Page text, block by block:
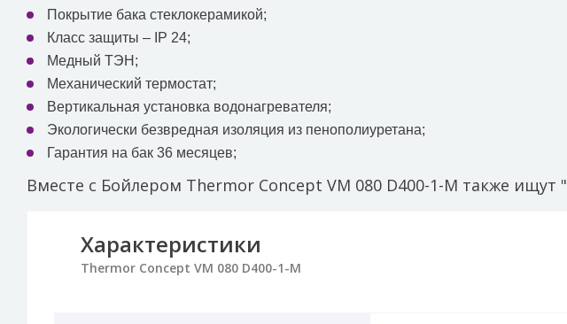
Покрытие бака стеклокерамикой;
Класс защиты – IP 24;
Медный ТЭН;
Механический термостат;
Вертикальная установка водонагревателя;
Экологически безвредная изоляция из пенополиуретана;
Гарантия на бак 36 месяцев;
Вместе с Бойлером Thermor Concept VM 080 D400-1-M также ищут "
Характеристики
Thermor Concept VM 080 D400-1-M